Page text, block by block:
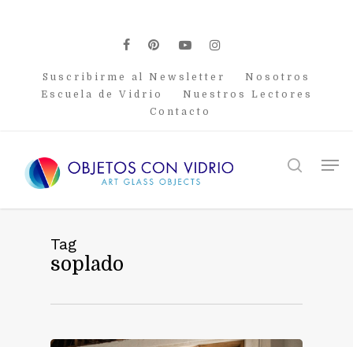
facebook
pinterest
youtubeinstagram
Suscribirme al Newsletter
Nosotros
Escuela de Vidrio
Nuestros Lectores
Contacto
search
Tag
soplado